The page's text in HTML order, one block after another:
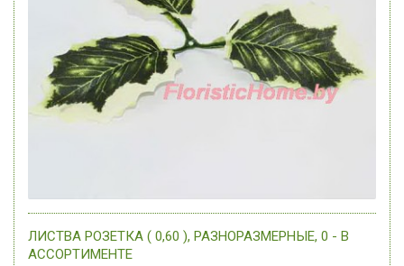
ЛИСТВА РОЗЕТКА ( 0,60 ), РАЗНОРАЗМЕРНЫЕ, 0 - В
АССОРТИМЕНТЕ